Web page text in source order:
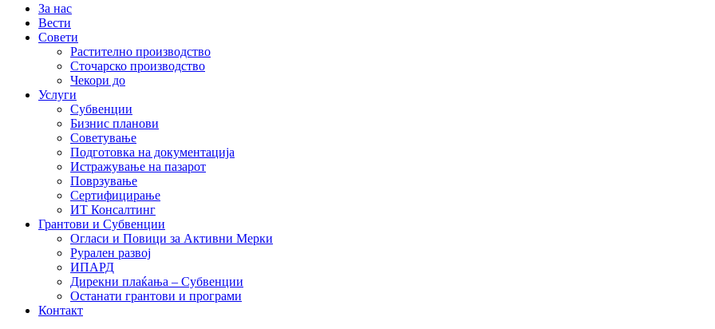
За нас
Вести
Совети
Растително производство
Сточарско производство
Чекори до
Услуги
Субвенции
Бизнис планови
Советување
Подготовка на документација
Истражување на пазарот
Поврзување
Сертифицирање
ИТ Консалтинг
Грантови и Субвенции
Огласи и Повици за Активни Мерки
Рурален развој
ИПАРД
Дирекни плаќања – Субвенции
Останати грантови и програми
Контакт